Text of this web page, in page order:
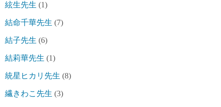
絃生先生 (1)
結命千華先生 (7)
結子先生 (6)
結莉華先生 (1)
統星ヒカリ先生 (8)
繊きわこ先生 (3)